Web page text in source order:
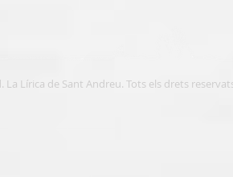
La Lírica de Sant Andreu. Tots els drets